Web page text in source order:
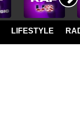
LIFESTYLE